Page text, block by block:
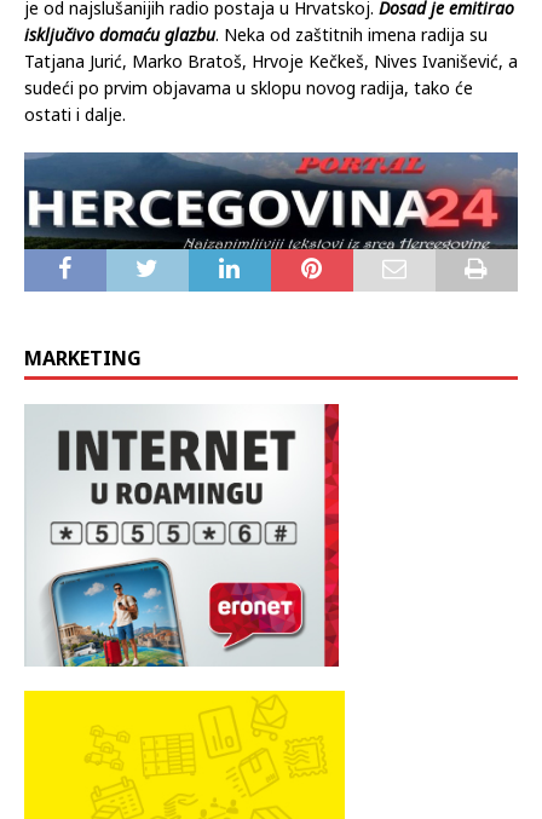
je od najslušanijih radio postaja u Hrvatskoj. Dosad je emitirao
isključivo domaću glazbu. Neka od zaštitnih imena radija su
Tatjana Jurić, Marko Bratoš, Hrvoje Kečkeš, Nives Ivanišević, a
sudeći po prvim objavama u sklopu novog radija, tako će
ostati i dalje.
MARKETING